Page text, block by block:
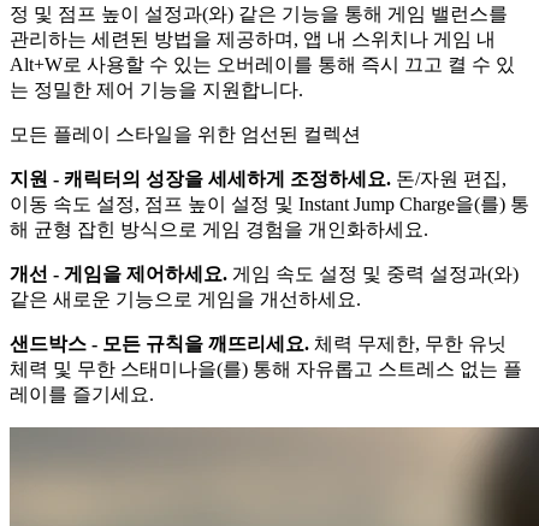
정 및 점프 높이 설정과(와) 같은 기능을 통해 게임 밸런스를
관리하는 세련된 방법을 제공하며, 앱 내 스위치나 게임 내
Alt+W로 사용할 수 있는 오버레이를 통해 즉시 끄고 켤 수 있
는 정밀한 제어 기능을 지원합니다.
모든 플레이 스타일을 위한 엄선된 컬렉션
지원 - 캐릭터의 성장을 세세하게 조정하세요. 돈/자원 편집,
이동 속도 설정, 점프 높이 설정 및 Instant Jump Charge을(를) 통
해 균형 잡힌 방식으로 게임 경험을 개인화하세요.
개선 - 게임을 제어하세요. 게임 속도 설정 및 중력 설정과(와)
같은 새로운 기능으로 게임을 개선하세요.
샌드박스 - 모든 규칙을 깨뜨리세요. 체력 무제한, 무한 유닛
체력 및 무한 스태미나을(를) 통해 자유롭고 스트레스 없는 플
레이를 즐기세요.